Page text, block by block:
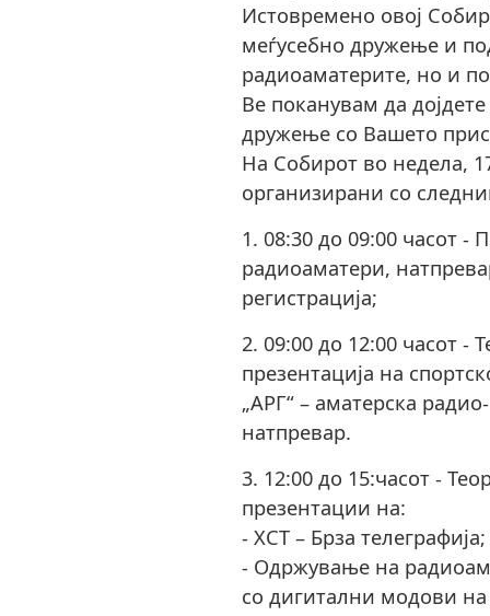
Истовремено овој
меѓусебно дружење и
радиоаматерите, но и
Ве поканувам да
дружење со Вашето
На Собирот во недела,
организирани со
1. 08:30 до 09:00 часот -
радиоаматери,
регистрација;
2. 09:00 до 12:00 часот -
презентација на
„АРГ“ – аматерска
натпревар.
3. 12:00 до 15:часот -
презентации на:
- ХСТ – Брза телеграфија;
- Одржување на
со дигитални модови на